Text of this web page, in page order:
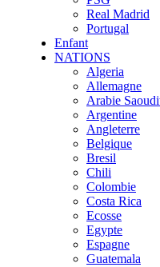
Real Madrid
Portugal
Enfant
NATIONS
Algeria
Allemagne
Arabie
Argentine
Angleterre
Belgique
Bresil
Chili
Colombie
Costa Rica
Ecosse
Egypte
Espagne
Guatemala